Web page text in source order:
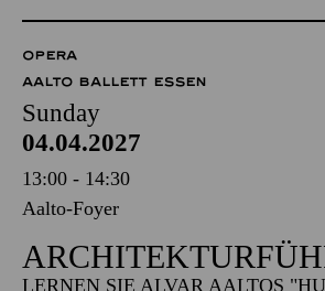
OPERA
AALTO BALLETT ESSEN
Sunday
04.04.2027
13:00 - 14:30
Aalto-Foyer
LERNEN SIE ALVAR AALTOS